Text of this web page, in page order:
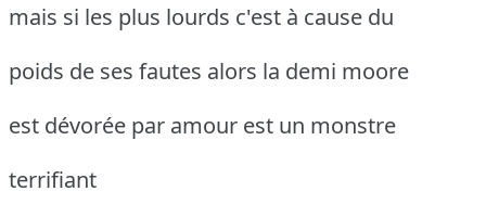
mais si les plus lourds c'est à cause du
poids de ses fautes alors la demi moore
est dévorée par amour est un monstre
terrifiant